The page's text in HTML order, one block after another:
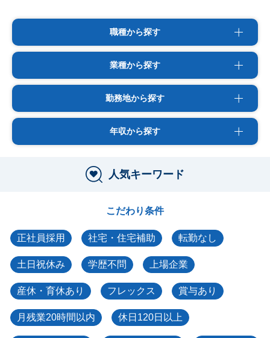
職種から探す
業種から探す
勤務地から探す
年収から探す
人気キーワード
こだわり条件
正社員採用 社宅・住宅補助 転勤なし
土日祝休み 学歴不問 上場企業
産休・育休あり フレックス 賞与あり
月残業20時間以内 休日120日以上